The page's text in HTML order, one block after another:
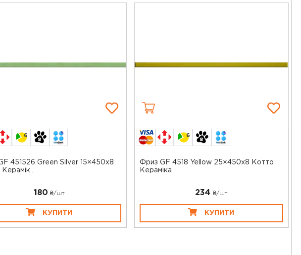
6
451526 Green Silver 15×450x8
180 ₴/шт
КУПИТИ
6
Фриз GF 4518 Yellow 25×450x8 Котто
Кераміка
234 ₴/шт
КУПИТИ